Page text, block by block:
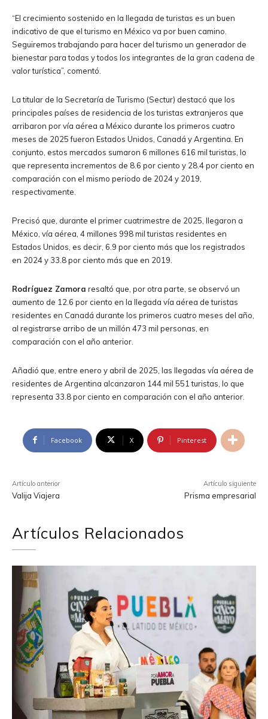
“El crecimiento sostenido en la llegada de turistas es un buen
indicativo de que el turismo en México va por buen camino.
Seguiremos trabajando para hacer del turismo un generador de
bienestar para todas y todos los integrantes de la gran cadena de
valor turística”, comentó.
La titular de la Secretaría de Turismo (Sectur) destacó que los
principales países de residencia de los turistas extranjeros que
arribaron por vía aérea a México durante los primeros cuatro
meses de 2025 fueron Estados Unidos, Canadá y Argentina. En
conjunto, estos mercados sumaron 6 millones 616 mil turistas, lo
que representa incrementos de 8.6 por ciento y 28.4 por ciento en
comparación con el mismo periodo de 2024 y 2019,
respectivamente.
Precisó que, durante el primer cuatrimestre de 2025, llegaron a
México, vía aérea, 4 millones 998 mil turistas residentes en
Estados Unidos, es decir, 6.9 por ciento más que los registrados
en 2024 y 33.8 por ciento más que en 2019.
Rodríguez Zamora resaltó que, por otra parte, se observó un
aumento de 12.6 por ciento en la llegada vía aérea de turistas
residentes en Canadá durante los primeros cuatro meses del año,
al registrarse arribo de un millón 473 mil personas, en
comparación con el año anterior.
Añadió que, entre enero y abril de 2025, las llegadas vía aérea de
residentes de Argentina alcanzaron 144 mil 551 turistas, lo que
representa 33.8 por ciento en comparación con el año anterior.
Facebook X Pinterest
Artículo anterior
Valija Viajera
Artículo siguiente
Prisma empresarial
Artículos Relacionados